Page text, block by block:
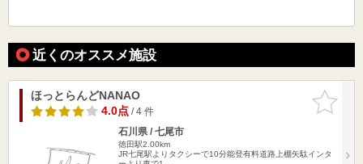
近くのオススメ施設
お気に入
りに追加
ほっとらんどNANAO
4.0点/ 4 件
石川県 / 七尾市
徳田駅2.00km
JR七尾駅よりタクシーで10分能登有料道路上棚矢駄インタ